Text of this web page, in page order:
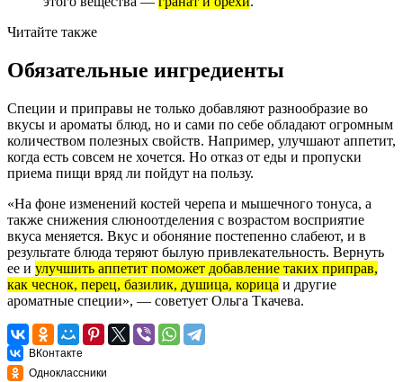
Читайте также
Обязательные ингредиенты
Специи и приправы не только добавляют разнообразие во
вкусы и ароматы блюд, но и сами по себе обладают огромным
количеством полезных свойств. Например, улучшают аппетит,
когда есть совсем не хочется. Но отказ от еды и пропуски
приема пищи вряд ли пойдут на пользу.
«На фоне изменений костей черепа и мышечного тонуса, а
также снижения слюноотделения с возрастом восприятие
вкуса меняется. Вкус и обоняние постепенно слабеют, и в
результате блюда теряют былую привлекательность. Вернуть
ее и улучшить аппетит поможет добавление таких приправ,
как чеснок, перец, базилик, душица, корица и другие
ароматные специи», — советует Ольга Ткачева.
ВКонтакте
Одноклассники